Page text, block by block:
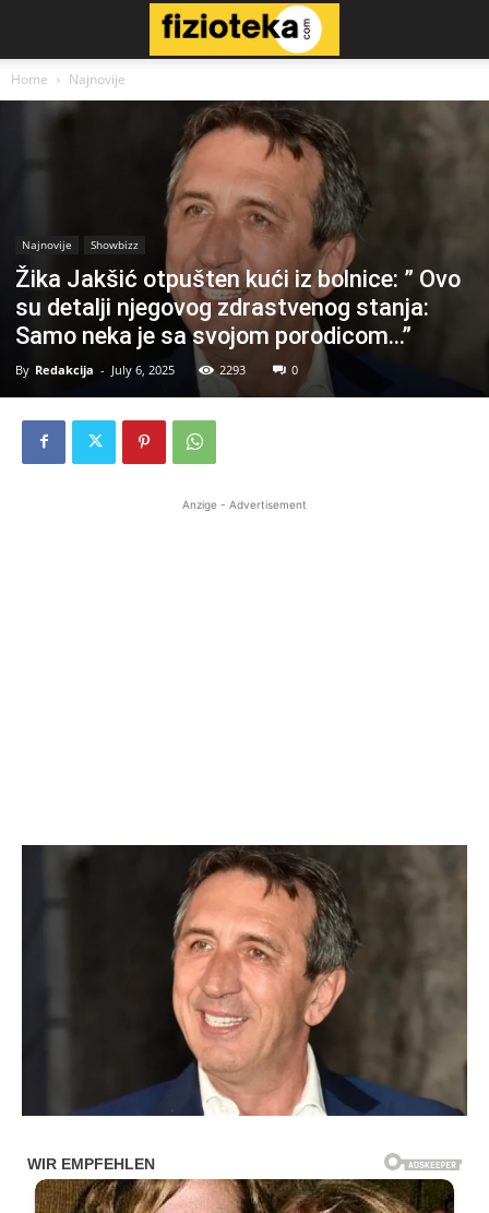
Home Najnovije
Najnovije Showbizz
Žika Jakšić otpušten kući iz bolnice: ” Ovo
su detalji njegovog zdrastvenog stanja:
Samo neka je sa svojom porodicom…”
By Redakcija - July 6, 2025 2293 0
Anzige - Advertisement